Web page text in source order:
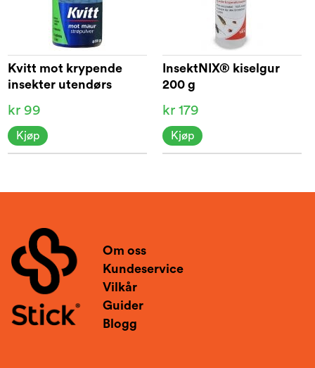
Kvitt mot krypende
insekter utendørs
kr 99
Kjøp
InsektNIX® kiselgur
200 g
kr 179
Kjøp
Om oss
Kundeservice
Vilkår
Guider
Blogg